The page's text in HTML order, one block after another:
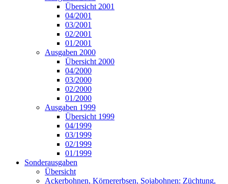
Übersicht 2001
04/2001
03/2001
02/2001
01/2001
Ausgaben 2000
Übersicht 2000
04/2000
03/2000
02/2000
01/2000
Ausgaben 1999
Übersicht 1999
04/1999
03/1999
02/1999
01/1999
Sonderausgaben
Übersicht
Ackerbohnen, Körnererbsen, Sojabohnen: Züchtung,